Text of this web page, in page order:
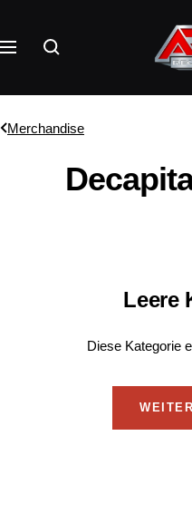
Inhalt
Navigation
AFM
Merchandise
Leere
Diese Kategorie